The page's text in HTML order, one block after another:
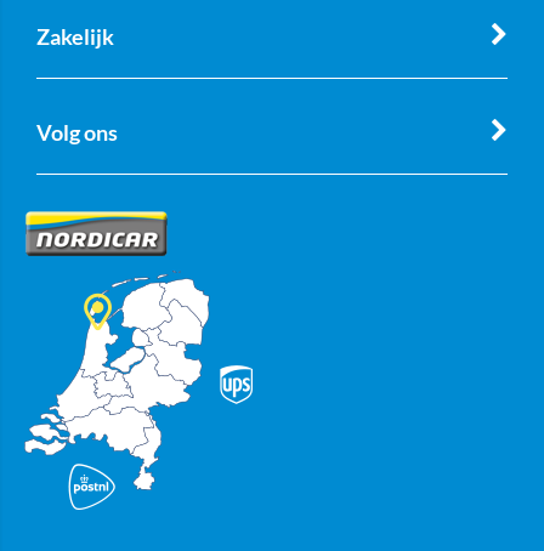
Zakelijk
Volg ons